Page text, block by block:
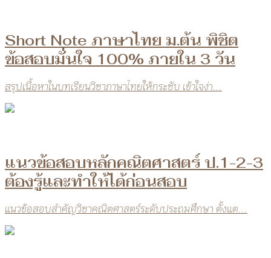
Short Note ภาษาไทย ม.ต้น พิชิต
ข้อสอบมั่นใจ 100% ภายใน 3 วัน
สรุปเนื้อหาในบทเรียนวิชาภาษาไทยให้กระชับ เข้าใจง่า...
แนวข้อสอบหลักคณิตศาสตร์ ป.1-2-3
ต้องรู้และทำให้ได้ก่อนสอบ
แนวข้อสอบสำคัญวิชาคณิตศาสตร์ระดับประถมศึกษา ตั้งแต...